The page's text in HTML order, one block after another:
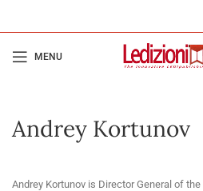
MENU
Andrey Kortunov
Andrey Kortunov is Director General of